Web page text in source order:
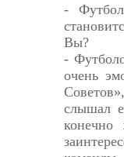
-
Вы?
-
очень
слышал